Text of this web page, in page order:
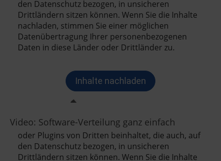
Video: Software-Verteilung ganz einfach